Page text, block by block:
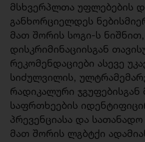
მსხვერპლთა უფლებების
განხორციელდეს
მათ შორის სოგი-ს ნიშნით,
დისკრიმინაციისგან
რეკომენდაციები ასევე
სიძულვილის,
რადიკალური ჯგუფებისგან
საფრთხეების
პრევენციასა და სათანადო
მათ შორის ლგბტქი